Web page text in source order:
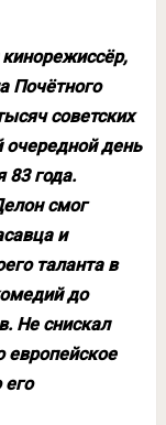
Почётного
советских
день
83 года.
смог
и
таланта в
до
Не снискал
европейское